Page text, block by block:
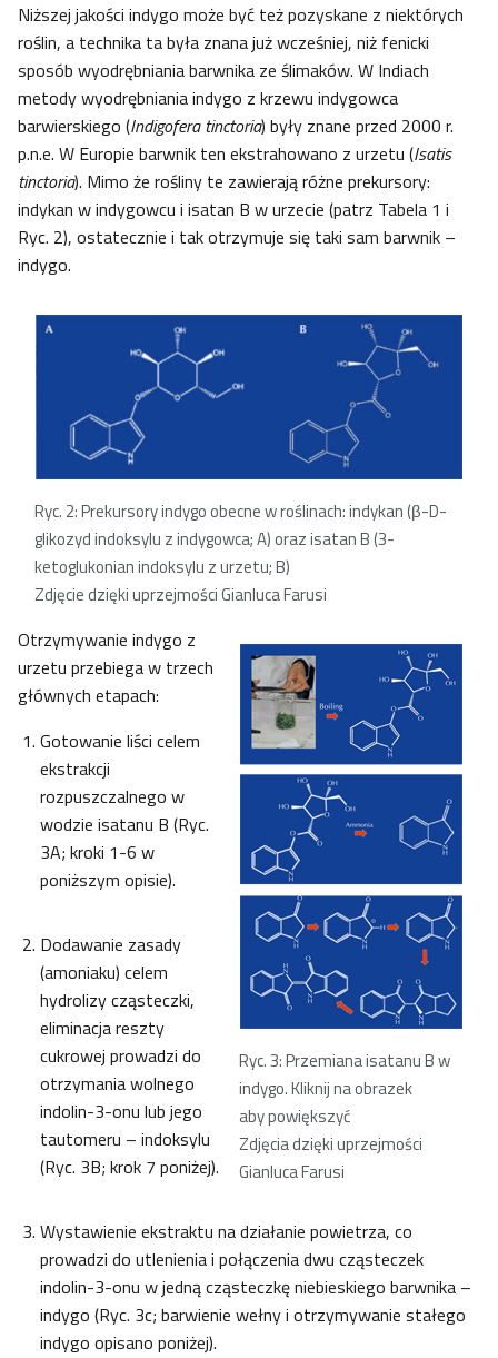
Niższej jakości indygo może być też pozyskane z niektórych
roślin, a technika ta była znana już wcześniej, niż fenicki
sposób wyodrębniania barwnika ze ślimaków. W Indiach
metody wyodrębniania indygo z krzewu indygowca
barwierskiego (Indigofera tinctoria) były znane przed 2000 r.
p.n.e. W Europie barwnik ten ekstrahowano z urzetu (Isatis
tinctoria). Mimo że rośliny te zawierają różne prekursory:
indykan w indygowcu i isatan B w urzecie (patrz Tabela 1 i
Ryc. 2), ostatecznie i tak otrzymuje się taki sam barwnik –
indygo.
Ryc. 2: Prekursory indygo obecne w roślinach: indykan (β-D-
glikozyd indoksylu z indygowca; A) oraz isatan B (3-
ketoglukonian indoksylu z urzetu; B)
Zdjęcie dzięki uprzejmości Gianluca Farusi
Ryc. 3: Przemiana isatanu B w
indygo. Kliknij na obrazek
aby powiększyć
Zdjęcia dzięki uprzejmości
Gianluca Farusi
Otrzymywanie indygo z
urzetu przebiega w trzech
głównych etapach:
Gotowanie liści celem
ekstrakcji
rozpuszczalnego w
wodzie isatanu B (Ryc.
3A; kroki 1-6 w
poniższym opisie).
Dodawanie zasady
(amoniaku) celem
hydrolizy cząsteczki,
eliminacja reszty
cukrowej prowadzi do
otrzymania wolnego
indolin-3-onu lub jego
tautomeru – indoksylu
(Ryc. 3B; krok 7 poniżej).
Wystawienie ekstraktu na działanie powietrza, co
prowadzi do utlenienia i połączenia dwu cząsteczek
indolin-3-onu w jedną cząsteczkę niebieskiego barwnika –
indygo (Ryc. 3c; barwienie wełny i otrzymywanie stałego
indygo opisano poniżej).